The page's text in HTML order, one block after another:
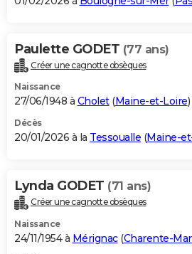
Paulette GODET (77 ans)
Créer une cagnotte obsèques
Naissance
27/06/1948 à Cholet(Maine-et-Loire)
Décès
20/01/2026 à la Tessoualle (Maine-
Lynda GODET (71 ans)
Créer une cagnotte obsèques
Naissance
24/11/1954 à Mérignac(Charente-